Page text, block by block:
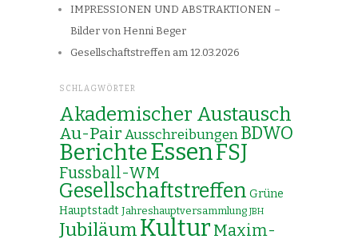
IMPRESSIONEN UND ABSTRAKTIONEN –
Bilder von Henni Beger
Gesellschaftstreffen am 12.03.2026
SCHLAGWÖRTER
Akademischer Austausch
Au-PairAusschreibungenBDWO
BerichteEssenFSJ
Fussball-WM
Gesellschaftstreffen Grüne
Hauptstadt Jahreshauptversammlung JBH
Jubiläum Kultur Maxim-